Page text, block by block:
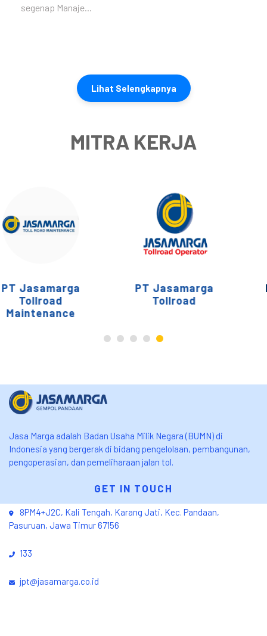
segenap Manaje...
Lihat Selengkapnya
MITRA KERJA
PT Jasamarga
Tollroad
PT
Jasa Marga adalah Badan Usaha Milik Negara (BUMN) di
Indonesia yang bergerak di bidang pengelolaan, pembangunan,
pengoperasian, dan pemeliharaan jalan tol.
GET IN TOUCH
8PM4+J2C, Kali Tengah, Karang Jati, Kec. Pandaan,
Pasuruan, Jawa Timur 67156
133
jpt@jasamarga.co.id